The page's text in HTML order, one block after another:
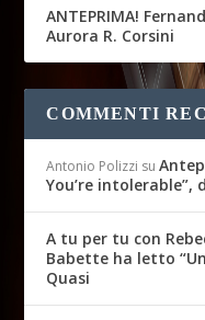
ANTEPRIMA!
Aurora R. Corsini
COMMENTI
Antonio Polizzi su
You’re intolerable”,
A tu per tu con
Babette ha letto
Quasi